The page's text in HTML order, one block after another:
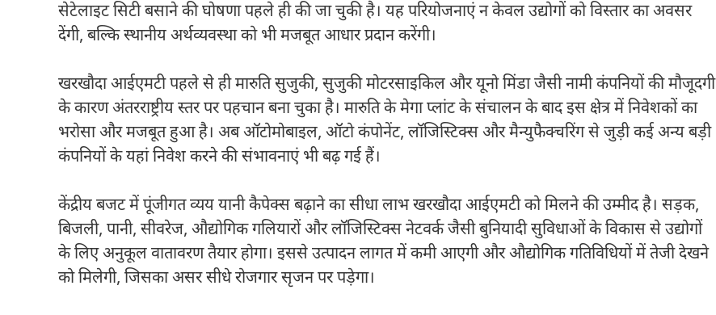
सेटेलाइट सिटी बसाने की घोषणा पहले ही की जा चुकी है। यह परियोजनाएं न केवल उद्योगों को विस्तार का अवसर
देंगी, बल्कि स्थानीय अर्थव्यवस्था को भी मजबूत आधार प्रदान करेंगी।
खरखौदा आईएमटी पहले से ही मारुति सुजुकी, सुजुकी मोटरसाइकिल और यूनो मिंडा जैसी नामी कंपनियों की मौजूदगी
के कारण अंतरराष्ट्रीय स्तर पर पहचान बना चुका है। मारुति के मेगा प्लांट के संचालन के बाद इस क्षेत्र में निवेशकों का
भरोसा और मजबूत हुआ है। अब ऑटोमोबाइल, ऑटो कंपोनेंट, लॉजिस्टिक्स और मैन्युफैक्चरिंग से जुड़ी कई अन्य बड़ी
कंपनियों के यहां निवेश करने की संभावनाएं भी बढ़ गई हैं।
केंद्रीय बजट में पूंजीगत व्यय यानी कैपेक्स बढ़ाने का सीधा लाभ खरखौदा आईएमटी को मिलने की उम्मीद है। सड़क,
बिजली, पानी, सीवरेज, औद्योगिक गलियारों और लॉजिस्टिक्स नेटवर्क जैसी बुनियादी सुविधाओं के विकास से उद्योगों
के लिए अनुकूल वातावरण तैयार होगा। इससे उत्पादन लागत में कमी आएगी और औद्योगिक गतिविधियों में तेजी देखने
को मिलेगी, जिसका असर सीधे रोजगार सृजन पर पड़ेगा।